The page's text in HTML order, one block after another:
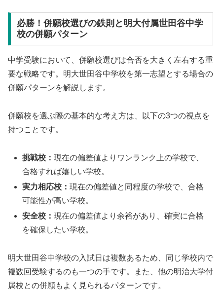
必勝！併願校選びの鉄則と明大付属世田谷中学
校の併願パターン
中学受験において、併願校選びは合否を大きく左右する重
要な戦略です。明大世田谷中学校を第一志望とする場合の
併願パターンを解説します。
併願校を選ぶ際の基本的な考え方は、以下の3つの視点を
持つことです。
挑戦校：現在の偏差値よりワンランク上の学校で、
合格すれば嬉しい学校。
実力相応校：現在の偏差値と同程度の学校で、合格
可能性が高い学校。
安全校：現在の偏差値より余裕があり、確実に合格
を確保したい学校。
明大世田谷中学校の入試日は複数あるため、同じ学校内で
複数回受験するのも一つの手です。また、他の明治大学付
属校との併願もよく見られるパターンです。